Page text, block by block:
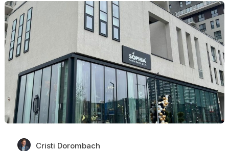
Cristi Dorombach